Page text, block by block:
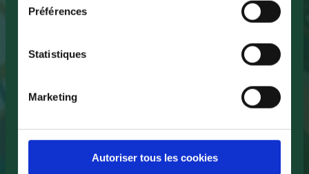
Préférences
Statistiques
Marketing
Autoriser tous les cookies